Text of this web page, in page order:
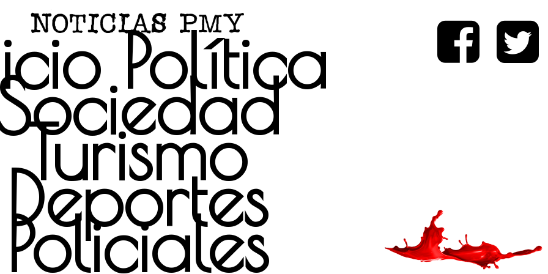
Política
Turismo
Deportes
Policiales